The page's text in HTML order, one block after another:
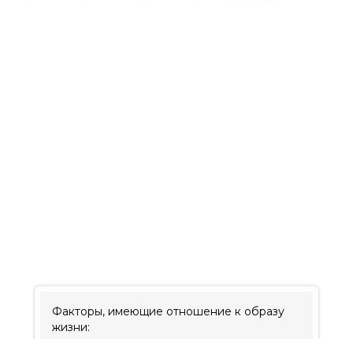
Факторы, имеющие отношение к образу
жизни: